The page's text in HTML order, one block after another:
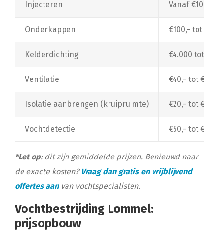
Injecteren Vanaf €100,-
Onderkappen €100,- tot
Kelderdichting €4.000 tot
Ventilatie €40,- tot
Isolatie aanbrengen (kruipruimte) €20,- tot
Vochtdetectie €50,- tot
*Let op: dit zijn gemiddelde prijzen. Benieuwd naar
de exacte kosten? Vraag dan gratis en vrijblijvend
offertes aanvan vochtspecialisten.
Vochtbestrijding Lommel:
prijsopbouw